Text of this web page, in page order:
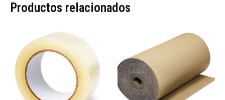
Productos relacionados